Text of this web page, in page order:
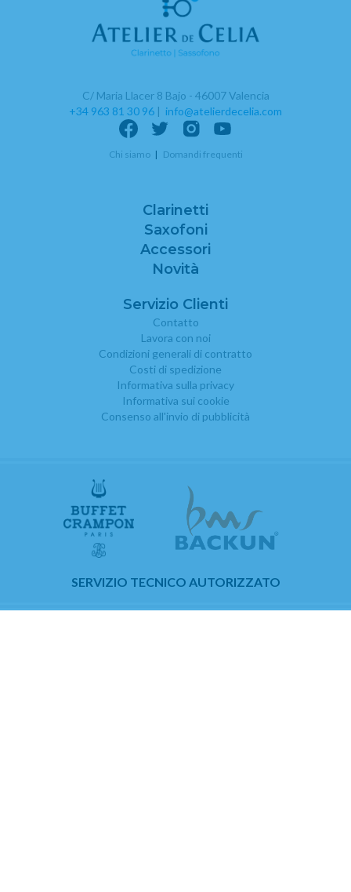
C/ Maria Llacer 8 Bajo - 46007 Valencia
+34 963 81 30 96 | info@atelierdecelia.com
Chi siamo Domandi frequenti
Clarinetti
Saxofoni
Accessori
Novità
Servizio Clienti
Contatto
Lavora con noi
Condizioni generali di contratto
Costi di spedizione
Informativa sulla privacy
Informativa sui cookie
Consenso all'invio di pubblicità
SERVIZIO TECNICO AUTORIZZATO